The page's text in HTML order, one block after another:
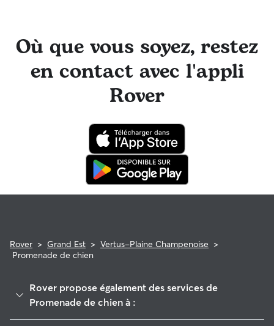
Où que vous soyez, restez
en contact avec l'appli
Rover
Rover > Grand Est > Vertus-Plaine Champenoise >
Promenade de chien
Rover propose également des services de
Promenade de chien à :